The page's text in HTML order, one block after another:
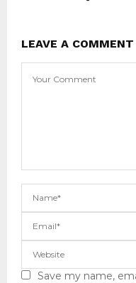
LEAVE A COMMENT
Save my name,